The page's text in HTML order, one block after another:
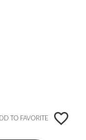
TO FAVORITE